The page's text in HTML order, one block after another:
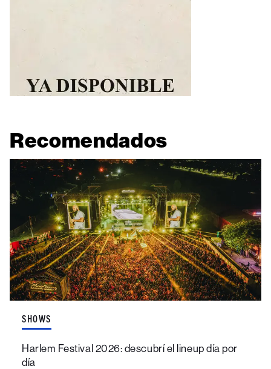
Recomendados
SHOWS
Harlem Festival 2026: descubrí el lineup día por
día